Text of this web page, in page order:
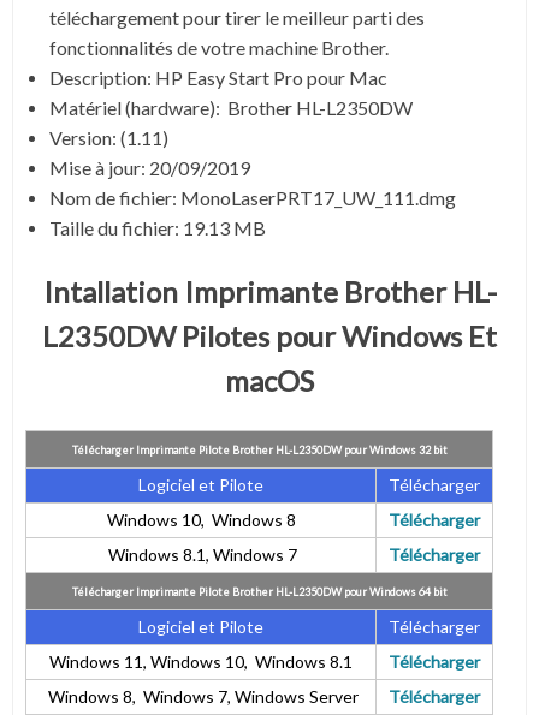
téléchargement pour tirer le meilleur parti des
fonctionnalités de votre machine Brother.
Description: HP Easy Start Pro pour Mac
Matériel (hardware): Brother HL-L2350DW
Version: (1.11)
Mise à jour: 20/09/2019
Nom de fichier: MonoLaserPRT17_UW_111.dmg
Taille du fichier: 19.13 MB
Intallation Imprimante Brother HL-
L2350DW Pilotes pour Windows Et
macOS
Télécharger Imprimante Pilote Brother HL-L2350DW pour Windows 32 bit
Logiciel et Pilote
Télécharger
Windows 10, Windows 8
Télécharger
Windows 8.1, Windows 7
Télécharger
Télécharger Imprimante Pilote Brother HL-L2350DW pour Windows 64 bit
Logiciel et Pilote
Télécharger
Windows 11, Windows 10, Windows 8.1
Télécharger
Windows 8, Windows 7, Windows Server
Télécharger